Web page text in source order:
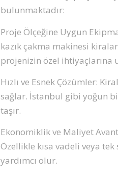
bulunmaktadır:
Proje Ölçeğine Uygun
kazık çakma makinesi
projenizin özel ihtiyaçlarına
Hızlı ve Esnek Çözümler:
sağlar. İstanbul gibi yoğun
taşır.
Ekonomiklik ve Maliyet
Özellikle kısa vadeli veya
yardımcı olur.